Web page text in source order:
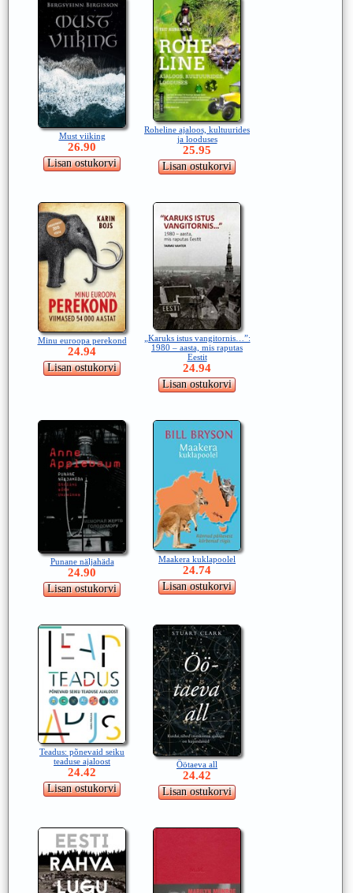
Must viiking
26.90
Roheline ajaloos, kultuurides
ja looduses
25.95
Minu euroopa perekond
24.94
„Karuks istus vangitornis…”:
1980 – aasta, mis raputas
Eestit
24.94
Punane näljahäda
24.90
Maakera kuklapoolel
24.74
Teadus: põnevaid seiku
teaduse ajaloost
24.42
Öötaeva all
24.42